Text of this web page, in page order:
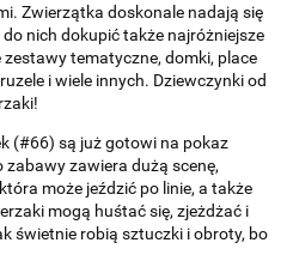
Zwierzątka doskonale nadają się
nich dokupić także najróżniejsze
tematyczne, domki, place
i wiele innych. Dziewczynki od
(#66) są już gotowi na pokaz
zawiera dużą scenę,
może jeździć po linie, a także
mogą huśtać się, zjeżdżać i
świetnie robią sztuczki i obroty, bo